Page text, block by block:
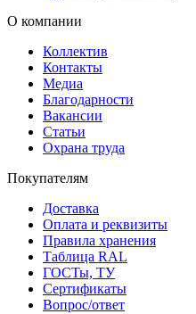
О компании
Коллектив
Контакты
Медиа
Благодарности
Вакансии
Статьи
Охрана труда
Покупателям
Доставка
Оплата и реквизиты
Правила хранения
Таблица RAL
ГОСТы, ТУ
Сертификаты
Вопрос/ответ